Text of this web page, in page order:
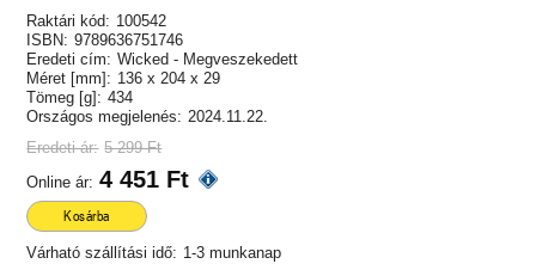
Raktári kód: 100542
ISBN: 9789636751746
Eredeti cím: Wicked - Megveszekedett
Méret [mm]: 136 x 204 x 29
Tömeg [g]: 434
Országos megjelenés: 2024.11.22.
Eredeti ár: 5 299 Ft
Online ár: 4 451 Ft
Kosárba
Várható szállítási idő: 1-3 munkanap